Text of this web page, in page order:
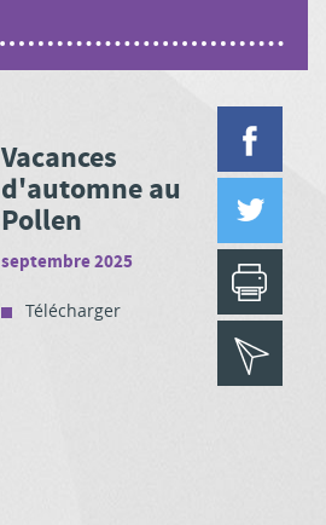
Vacances
d'automne au
Pollen
septembre 2025
Télécharger